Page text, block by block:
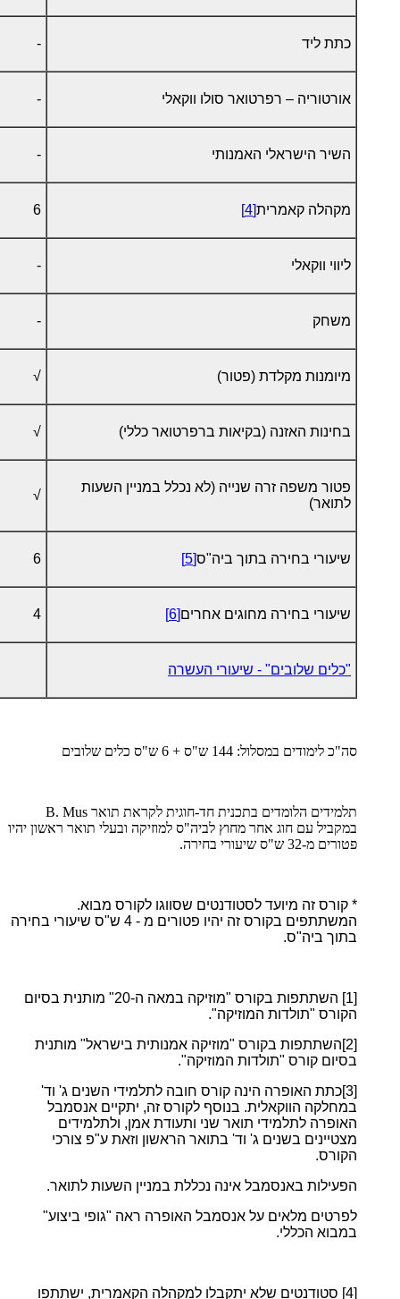
כתת ליד -
אורטוריה – רפרטואר סולו ווקאלי -
השיר הישראלי האמנותי -
מקהלה קאמרית[4]
6
ליווי ווקאלי -
משחק -
מיומנות מקלדת (פטור) √
בחינות האזנה (בקיאות ברפרטואר כללי) √
פטור משפה זרה שנייה (לא נכלל במניין השעות
לתואר)
√
שיעורי בחירה בתוך ביה"ס[5]
6
שיעורי בחירה מחוגים אחרים[6]
4
"כלים שלובים" - שיעורי העשרה
סה"כ לימודים במסלול: 144 ש"ס + 6 ש"ס כלים שלובים
תלמידים הלומדים בתכנית חד-חוגית לקראת תואר B. Mus
במקביל עם חוג אחר מחוץ לביה"ס למוזיקה ובעלי תואר ראשון יהיו
פטורים מ-32 ש"ס שיעורי בחירה.
* קורס זה מיועד לסטודנטים שסווגו לקורס מבוא.
המשתתפים בקורס זה יהיו פטורים מ - 4 ש"ס שיעורי בחירה
בתוך ביה"ס.
[1]
השתתפות בקורס "מוזיקה במאה ה-20" מותנית בסיום
הקורס "תולדות המוזיקה".
[2]השתתפות בקורס "מוזיקה אמנותית בישראל" מותנית
בסיום קורס "תולדות המוזיקה".
[3]כתת האופרה הינה קורס חובה לתלמידי השנים ג' וד'
במחלקה הווקאלית. בנוסף לקורס זה, יתקיים אנסמבל
האופרה לתלמידי תואר שני ותעודת אמן, ולתלמידים
מצטיינים בשנים ג' וד' בתואר הראשון וזאת ע"פ צורכי
הקורס.
הפעילות באנסמבל אינה נכללת במניין השעות לתואר.
לפרטים מלאים על אנסמבל האופרה ראה "גופי ביצוע"
במבוא הכללי.
[4] סטודנטים שלא יתקבלו למקהלה הקאמרית, ישתתפו